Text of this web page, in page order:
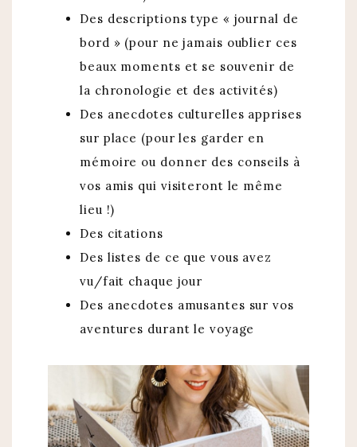
Des descriptions type « journal de
bord » (pour ne jamais oublier ces
beaux moments et se souvenir de
la chronologie et des activités)
Des anecdotes culturelles apprises
sur place (pour les garder en
mémoire ou donner des conseils à
vos amis qui visiteront le même
lieu !)
Des citations
Des listes de ce que vous avez
vu/fait chaque jour
Des anecdotes amusantes sur vos
aventures durant le voyage